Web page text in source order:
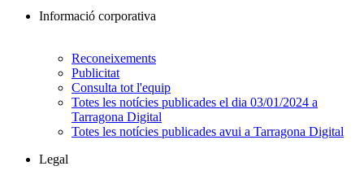
Informació corporativa
Reconeixements
Publicitat
Consulta tot l'equip
Totes les notícies publicades el dia 03/01/2024 a
Tarragona Digital
Totes les notícies publicades avui a Tarragona Digital
Legal